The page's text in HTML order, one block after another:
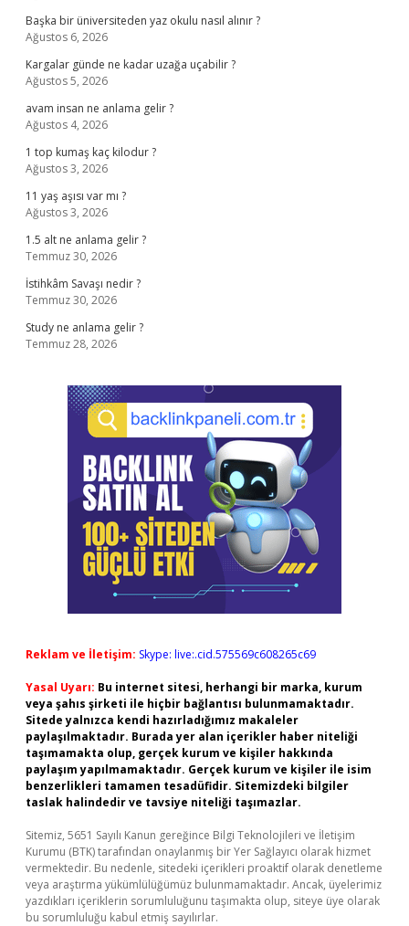
Başka bir üniversiteden yaz okulu nasıl alınır ?
Ağustos 6, 2026
Kargalar günde ne kadar uzağa uçabilir ?
Ağustos 5, 2026
avam insan ne anlama gelir ?
Ağustos 4, 2026
1 top kumaş kaç kilodur ?
Ağustos 3, 2026
11 yaş aşısı var mı ?
Ağustos 3, 2026
1.5 alt ne anlama gelir ?
Temmuz 30, 2026
İstihkâm Savaşı nedir ?
Temmuz 30, 2026
Study ne anlama gelir ?
Temmuz 28, 2026
Reklam ve İletişim: Skype: live:.cid.575569c608265c69
Yasal Uyarı: Bu internet sitesi, herhangi bir marka, kurum
veya şahıs şirketi ile hiçbir bağlantısı bulunmamaktadır.
Sitede yalnızca kendi hazırladığımız makaleler
paylaşılmaktadır. Burada yer alan içerikler haber niteliği
taşımamakta olup, gerçek kurum ve kişiler hakkında
paylaşım yapılmamaktadır. Gerçek kurum ve kişiler ile isim
benzerlikleri tamamen tesadüfidir. Sitemizdeki bilgiler
taslak halindedir ve tavsiye niteliği taşımazlar.
Sitemiz, 5651 Sayılı Kanun gereğince Bilgi Teknolojileri ve İletişim
Kurumu (BTK) tarafından onaylanmış bir Yer Sağlayıcı olarak hizmet
vermektedir. Bu nedenle, sitedeki içerikleri proaktif olarak denetleme
veya araştırma yükümlülüğümüz bulunmamaktadır. Ancak, üyelerimiz
yazdıkları içeriklerin sorumluluğunu taşımakta olup, siteye üye olarak
bu sorumluluğu kabul etmiş sayılırlar.